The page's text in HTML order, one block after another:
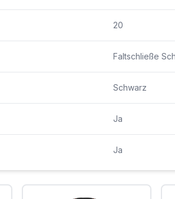
20
Faltschließe
Schwarz
Ja
Ja